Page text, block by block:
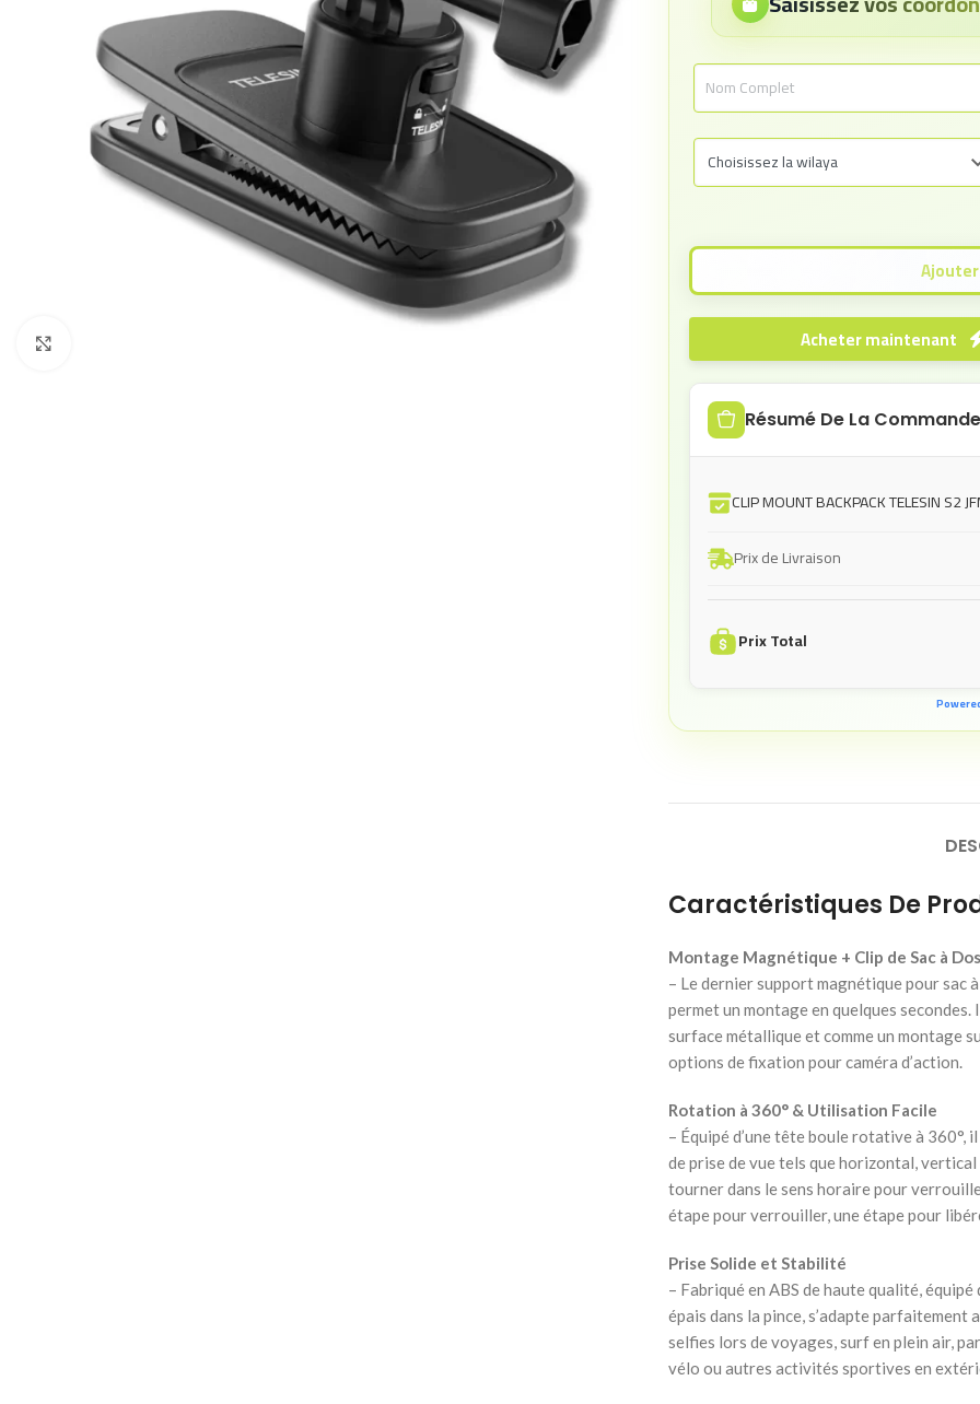
Câbles Video
Acheter maintenant
Résumé De La Commande
CLIP MOUNT BACKPACK TELESIN S2
Prix de Livraison
Prix Total
Caractéristiques De
Montage Magnétique + Clip de Sac à
– Le dernier support magnétique pour sac
permet un montage en quelques
surface métallique et comme un montage
options de fixation pour caméra d’action.
Rotation à 360° & Utilisation Facile
– Équipé d’une tête boule rotative à
de prise de vue tels que horizontal,
tourner dans le sens horaire pour
étape pour verrouiller, une étape pour
Prise Solide et Stabilité
– Fabriqué en ABS de haute qualité,
épais dans la pince, s’adapte parfaitement
selfies lors de voyages, surf en plein air,
vélo ou autres activités sportives en